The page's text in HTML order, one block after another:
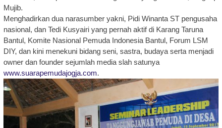
Mujib.
Menghadirkan dua narasumber yakni, Pidi Winanta ST pengusaha
nasional, dan Tedi Kusyairi yang pernah aktif di Karang Taruna
Bantul, Komite Nasional Pemuda Indonesia Bantul, Forum LSM
DIY, dan kini menekuni bidang seni, sastra, budaya serta menjadi
owner dan founder sejumlah media slah satunya
www.suarapemudajogja.com.